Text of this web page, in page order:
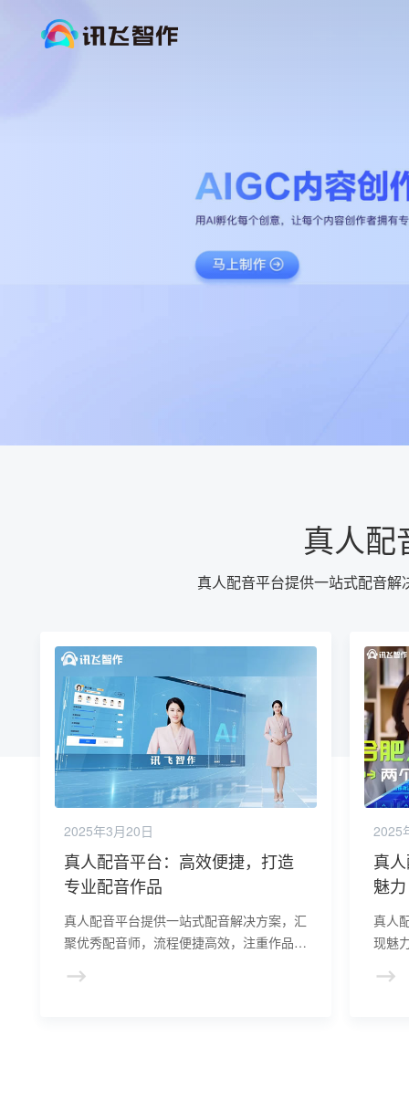
真人配
真人配音平台提供一站式配音
2025年3月20日
真人配音平台：高效便捷，打造
专业配音作品
真人配音平台提供一站式配音解决方案，汇
聚优秀配音师，流程便捷高效，注重作品质
2025
真
魅力
真人
现魅
在